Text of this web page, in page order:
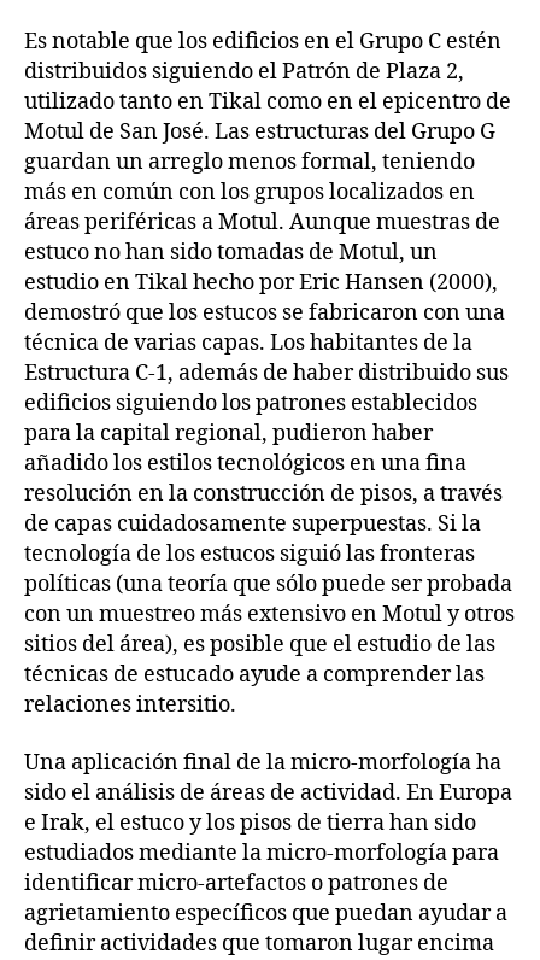
Es notable que los edificios en el Grupo C estén
distribuidos siguiendo el Patrón de Plaza 2,
utilizado tanto en Tikal como en el epicentro de
Motul de San José. Las estructuras del Grupo G
guardan un arreglo menos formal, teniendo
más en común con los grupos localizados en
áreas periféricas a Motul. Aunque muestras de
estuco no han sido tomadas de Motul, un
estudio en Tikal hecho por Eric Hansen (2000),
demostró que los estucos se fabricaron con una
técnica de varias capas. Los habitantes de la
Estructura C-1, además de haber distribuido sus
edificios siguiendo los patrones establecidos
para la capital regional, pudieron haber
añadido los estilos tecnológicos en una fina
resolución en la construcción de pisos, a través
de capas cuidadosamente superpuestas. Si la
tecnología de los estucos siguió las fronteras
políticas (una teoría que sólo puede ser probada
con un muestreo más extensivo en Motul y otros
sitios del área), es posible que el estudio de las
técnicas de estucado ayude a comprender las
relaciones intersitio.
Una aplicación final de la micro-morfología ha
sido el análisis de áreas de actividad. En Europa
e Irak, el estuco y los pisos de tierra han sido
estudiados mediante la micro-morfología para
identificar micro-artefactos o patrones de
agrietamiento específicos que puedan ayudar a
definir actividades que tomaron lugar encima